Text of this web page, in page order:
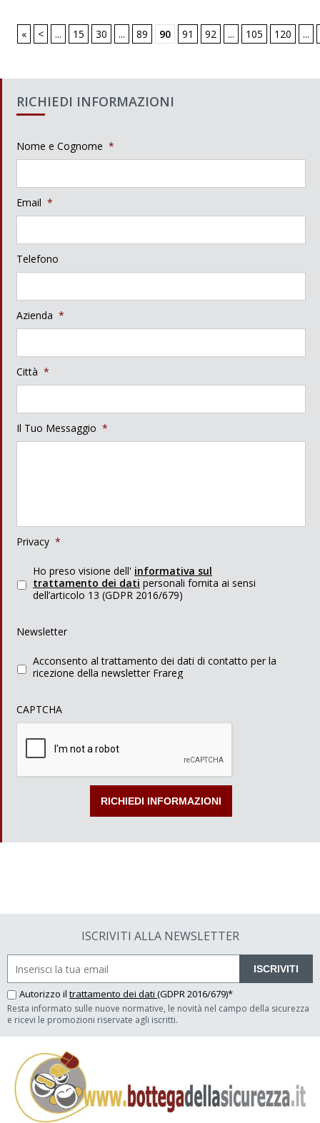
« < ... 15 30 ... 89 90 91 92 ... 105 120 ...
RICHIEDI INFORMAZIONI
Nome e Cognome *
Email *
Telefono
Azienda *
Città *
Il Tuo Messaggio *
Privacy *
Ho preso visione dell' informativa sul
trattamento dei dati personali fornita ai sensi
dell’articolo 13 (GDPR 2016/679)
Newsletter
Acconsento al trattamento dei dati di contatto per la
ricezione della newsletter Frareg
CAPTCHA
ISCRIVITI ALLA NEWSLETTER
ISCRIVITI
Autorizzo il trattamento dei dati (GDPR 2016/679)*
Resta informato sulle nuove normative, le novità nel campo della sicurezza
e ricevi le promozioni riservate agli iscritti.